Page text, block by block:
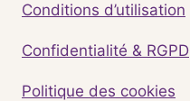
Conditions d’utilisation
Confidentialité & RGPD
Politique des cookies